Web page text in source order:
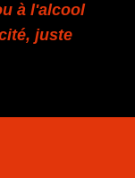
à l'alcool
juste